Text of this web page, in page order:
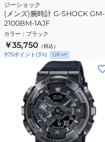
ジーショック
(メンズ)腕時計 G‐SHOCK GM-
2100BM-1AJF
カラー ： ブラック
￥35,750 （税込）
975ポイント (3%) UP